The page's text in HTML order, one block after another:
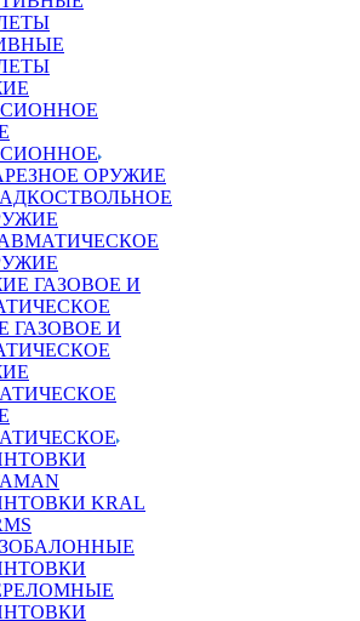
ОРУЖИЕ
ГАЗОВОЕ И
KRAL